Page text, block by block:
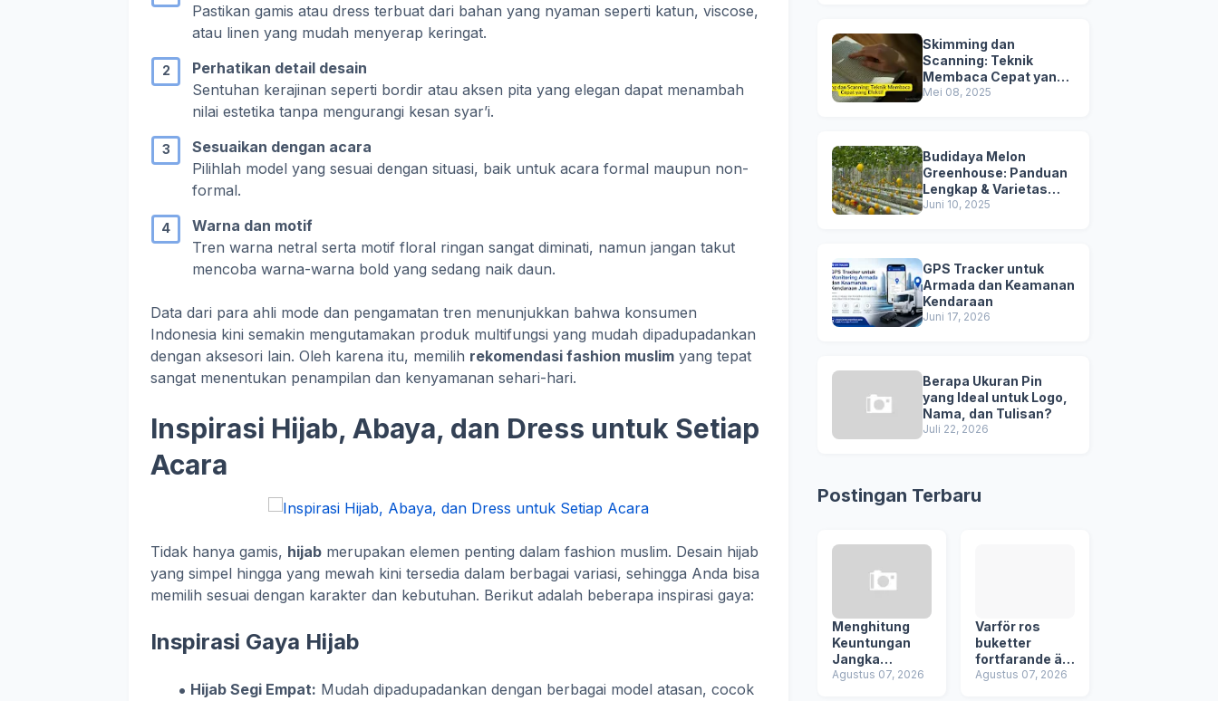
Pastikan gamis atau dress terbuat dari bahan yang nyaman seperti katun, viscose,
atau linen yang mudah menyerap keringat.
Perhatikan detail desain
Sentuhan kerajinan seperti bordir atau aksen pita yang elegan dapat menambah
nilai estetika tanpa mengurangi kesan syar’i.
Sesuaikan dengan acara
Pilihlah model yang sesuai dengan situasi, baik untuk acara formal maupun non-
formal.
Warna dan motif
Tren warna netral serta motif floral ringan sangat diminati, namun jangan takut
mencoba warna-warna bold yang sedang naik daun.
Data dari para ahli mode dan pengamatan tren menunjukkan bahwa konsumen
Indonesia kini semakin mengutamakan produk multifungsi yang mudah dipadupadankan
dengan aksesori lain. Oleh karena itu, memilih rekomendasi fashion muslim yang tepat
sangat menentukan penampilan dan kenyamanan sehari-hari.
Inspirasi Hijab, Abaya, dan Dress untuk Setiap
Acara
Tidak hanya gamis, hijab merupakan elemen penting dalam fashion muslim. Desain hijab
yang simpel hingga yang mewah kini tersedia dalam berbagai variasi, sehingga Anda bisa
memilih sesuai dengan karakter dan kebutuhan. Berikut adalah beberapa inspirasi gaya:
Inspirasi Gaya Hijab
Hijab Segi Empat: Mudah dipadupadankan dengan berbagai model atasan, cocok
Skimming dan
Scanning: Teknik
Membaca Cepat yang
Efektif
Mei 08, 2025
Budidaya Melon
Greenhouse: Panduan
Lengkap & Varietas
Unggul
Juni 10, 2025
GPS Tracker untuk
Armada dan Keamanan
Kendaraan
Juni 17, 2026
Berapa Ukuran Pin
yang Ideal untuk Logo,
Nama, dan Tulisan?
Juli 22, 2026
Postingan Terbaru
Menghitung
Keuntungan
Jangka
Panjang Jasa
Agustus 07, 2026
Varför ros
buketter
fortfarande är
ett av de mest
Agustus 07, 2026